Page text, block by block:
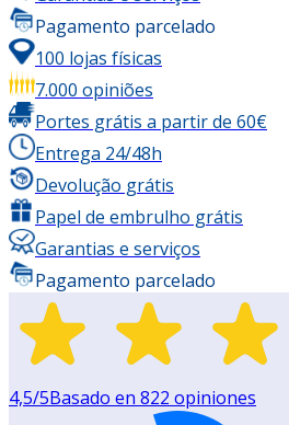
Pagamento parcelado
100 lojas físicas
7.000 opiniões
Portes grátis a partir de 60€
Entrega 24/48h
Devolução grátis
Papel de embrulho grátis
Garantias e serviços
Pagamento parcelado
4,5/5Basado en 822 opiniones